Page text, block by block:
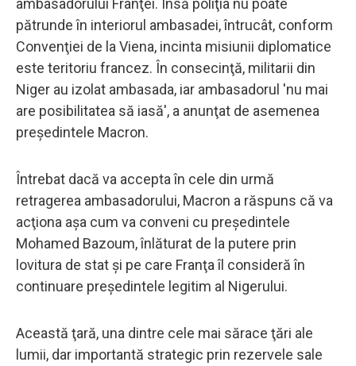
pătrunde în interiorul ambasadei, întrucât, conform
Convenţiei de la Viena, incinta misiunii diplomatice
este teritoriu francez. În consecinţă, militarii din
Niger au izolat ambasada, iar ambasadorul 'nu mai
are posibilitatea să iasă', a anunţat de asemenea
preşedintele Macron.
Întrebat dacă va accepta în cele din urmă
retragerea ambasadorului, Macron a răspuns că va
acţiona aşa cum va conveni cu preşedintele
Mohamed Bazoum, înlăturat de la putere prin
lovitura de stat şi pe care Franţa îl consideră în
continuare preşedintele legitim al Nigerului.
Această ţară, una dintre cele mai sărace ţări ale
lumii, dar importantă strategic prin rezervele sale